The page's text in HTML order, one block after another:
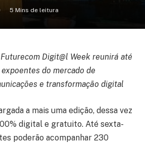
5 Mins de leitura
Digit@l Week reunirá até
do mercado de
e transformação digital
a mais uma edição, dessa vez
digital e gratuito. Até sexta-
poderão acompanhar 230